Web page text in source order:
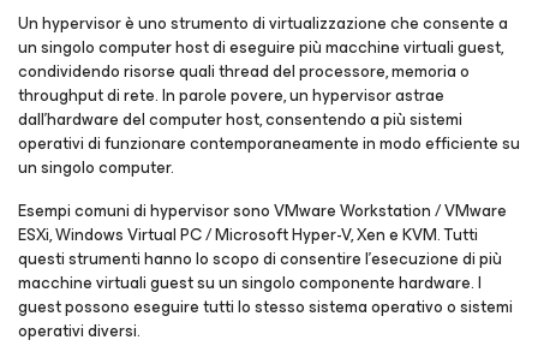
DI
PIÙ
Un hypervisor è uno strumento di virtualizzazione che consente a
un singolo computer host di eseguire più macchine virtuali guest,
condividendo risorse quali thread del processore, memoria o
throughput di rete. In parole povere, un hypervisor astrae
dall'hardware del computer host, consentendo a più sistemi
operativi di funzionare contemporaneamente in modo efficiente su
un singolo computer.
Esempi comuni di hypervisor sono VMware Workstation / VMware
ESXi, Windows Virtual PC / Microsoft Hyper-V, Xen e KVM. Tutti
questi strumenti hanno lo scopo di consentire l'esecuzione di più
macchine virtuali guest su un singolo componente hardware. I
guest possono eseguire tutti lo stesso sistema operativo o sistemi
operativi diversi.